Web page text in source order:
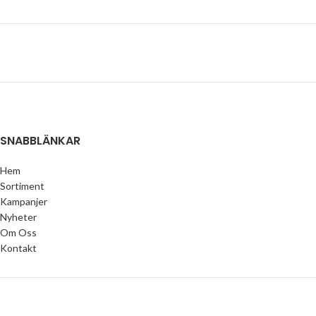
SNABBLÄNKAR
Hem
Sortiment
Kampanjer
Nyheter
Om Oss
Kontakt